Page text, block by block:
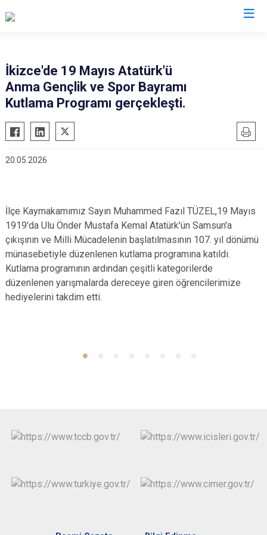
Akkuş
Çamaş
Gölköy
Gülyalı
Gürgentepe
İkizce
Kabadüz
Kabataş
Ulubey
Ünye
Altınordu
İkizce'de 19 Mayıs Atatürk'ü
Anma Gençlik ve Spor Bayramı
Kutlama Programı gerçekleşti.
20.05.2026
İlçe Kaymakamımız Sayın Muhammed Fazıl TÜZEL,19 Mayıs
1919'da Ulu Önder Mustafa Kemal Atatürk'ün Samsun'a
çıkışının ve Milli Mücadelenin başlatılmasının 107. yıl dönümü
münasebetiyle düzenlenen kutlama programına katıldı.
Kutlama programının ardından çeşitli kategorilerde
düzenlenen yarışmalarda dereceye giren öğrencilerimize
hediyelerini takdim etti.